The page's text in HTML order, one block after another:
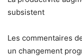
subsistent
Les commentaires
un changement